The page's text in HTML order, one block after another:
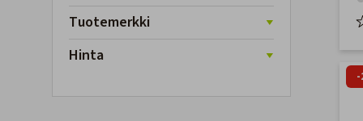
Tuotemerkki
Hinta